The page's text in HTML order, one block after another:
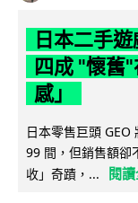
日本二手
四成 "懷舊
感」
日本零售巨頭
99 間，但銷售額卻
收」奇蹟，...
閱